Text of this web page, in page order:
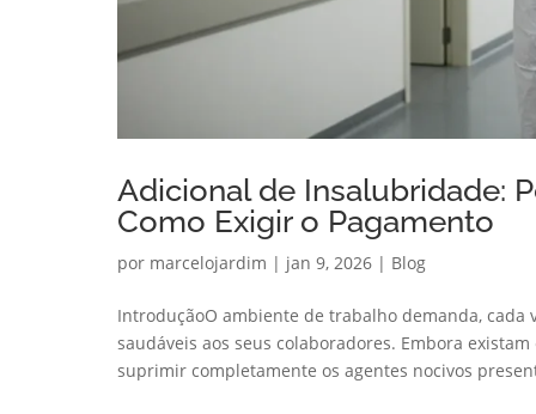
Adicional de Insalubridade:
Como Exigir o Pagamento
por marcelojardim | jan 9, 2026 | Blog
IntroduçãoO ambiente de trabalho demanda, cada
saudáveis aos seus colaboradores. Embora
suprimir completamente os agentes nocivos